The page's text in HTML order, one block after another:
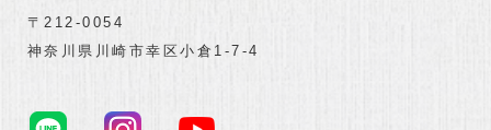
〒212-0054
神奈川県川崎市幸区小倉1-7-4